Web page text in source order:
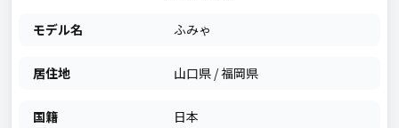
モデル名 ふみゃ
居住地 山口県 / 福岡県
国籍 日本